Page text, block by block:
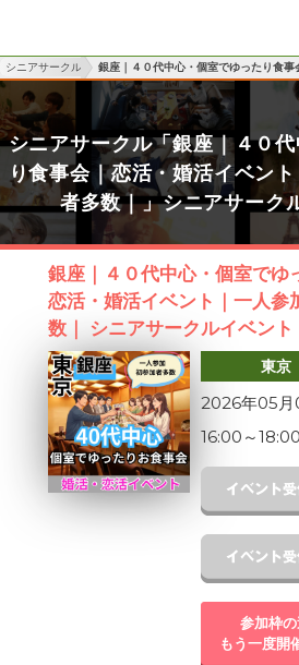
シニアサークル 銀座｜４０代中心・個室でゆったり食
シニアサークル「銀座｜４０
り食事会｜恋活・婚活イベン
者多数｜」シニアサーク
銀座｜４０代中心・個室でゆ
恋活・婚活イベント｜一人参
数｜ シニアサークルイベント
東京
2026年05月
16:00 ～18:00
参加枠の
もう一度開